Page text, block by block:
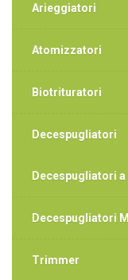
Arieggiatori
Atomizzatori
Biotrituratori
Decespugliatori
Decespugliatori
Decespugliatori
Trimmer